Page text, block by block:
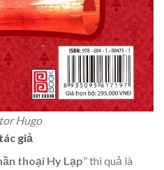
Hugo
giả
thoại Hy Lạp” thì quả là